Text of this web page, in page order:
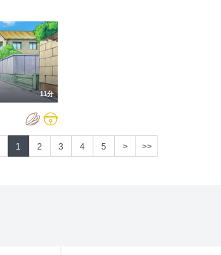
11分
1 2 3 4 5 > >>